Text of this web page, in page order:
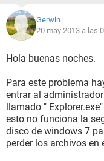
Gerwin
20 may 2013 a las
Hola buenas noches.
Para este problema
entrar al
llamado "
esto no funciona la
disco de windows 7
perder los archivos en